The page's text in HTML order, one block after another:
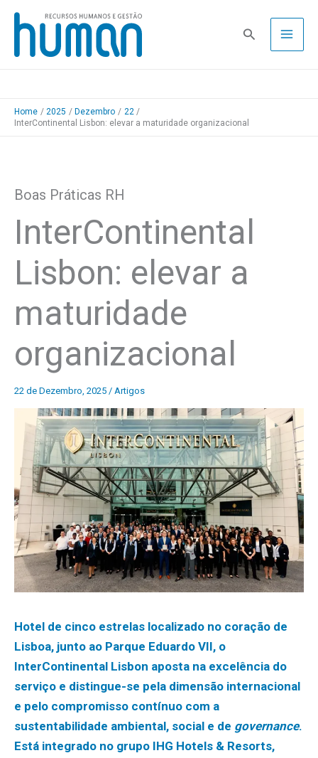
Skip
content
Pesquisa
Home 2025 Dezembro
22
InterContinental Lisbon: elevar a maturidade organizacional
Boas Práticas RH
InterContinental
Lisbon: elevar a
maturidade
organizacional
22 de Dezembro, 2025 / Artigos
Hotel de cinco estrelas localizado no coração de
Lisboa, junto ao Parque Eduardo VII, o
InterContinental Lisbon aposta na excelência do
serviço e distingue-se pela dimensão internacional
e pelo compromisso contínuo com a
sustentabilidade ambiental, social e de governance.
Está integrado no grupo IHG Hotels & Resorts,